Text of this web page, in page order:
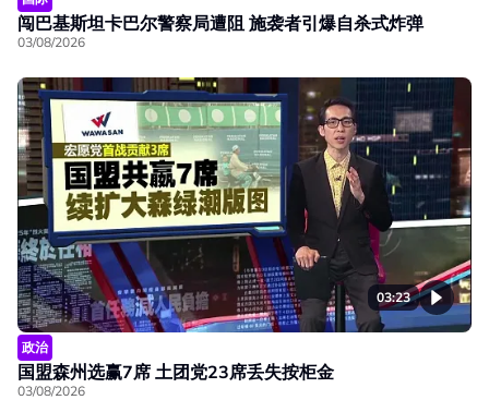
闯巴基斯坦卡巴尔警察局遭阻 施袭者引爆自杀式炸弹
03/08/2026
03:23
政治
国盟森州选赢7席 土团党23席丢失按柜金
03/08/2026